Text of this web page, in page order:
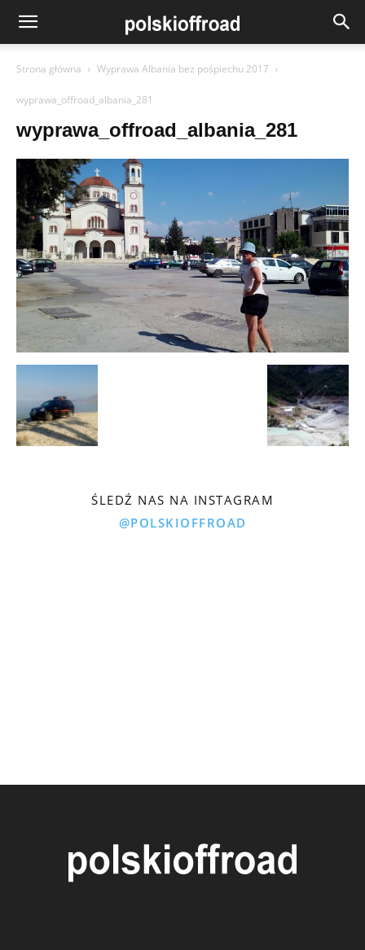
Strona główna Wyprawa Albania bez pośpiechu 2017
wyprawa_offroad_albania_281
wyprawa_offroad_albania_281
ŚLEDŹ NAS NA INSTAGRAM
@POLSKIOFFROAD